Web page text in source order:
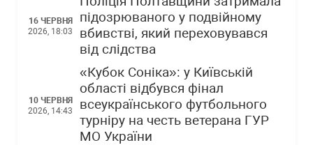
16 ЧЕРВНЯ
2026, 18:03
підозрюваного у подвійному
вбивстві, який переховувався
від слідства
10 ЧЕРВНЯ
2026, 14:43
«Кубок Соніка»: у Київській
області відбувся фінал
всеукраїнського футбольного
турніру на честь ветерана ГУР
МО України